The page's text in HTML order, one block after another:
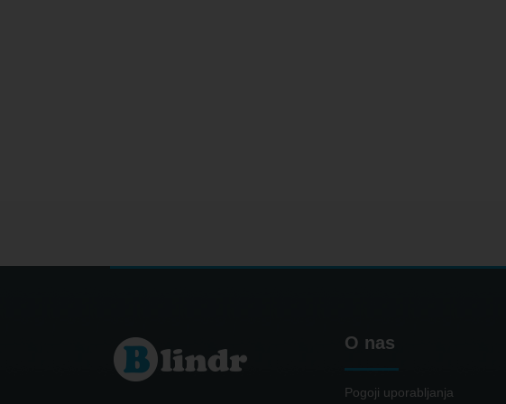
O nas
Pogoji uporabljanja